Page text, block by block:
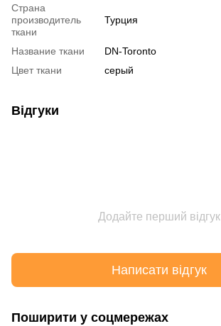
Страна
производитель
ткани
Турция
Название ткани
DN-Toronto
Цвет ткани
серый
Відгуки
Додайте перший відгук
Написати відгук
Поширити у соцмережах